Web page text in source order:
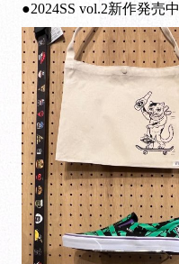
●2024SS vol.2新作発売中